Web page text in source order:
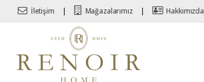
Skip to navigation
Skip to content
İletişim Mağazalarımız Hakkımızda